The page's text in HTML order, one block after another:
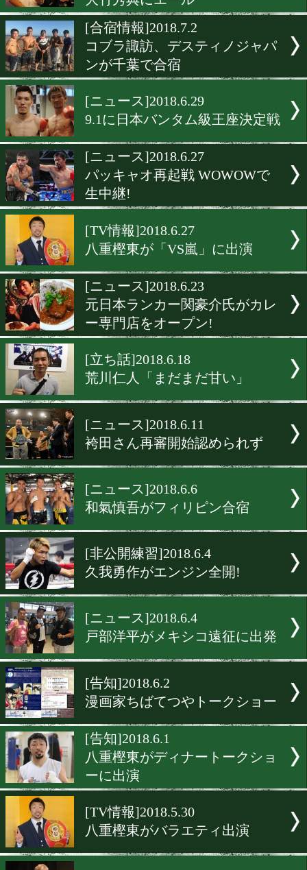
[TV情報]2018.7.10
山中慎介氏がジャンク
に登場!
[イベント]2018.7.7
ちばてつやさんが世界戦内
[合宿情報]2018.7.2
コブラ諏訪、デスティノジ
ンが千葉で合宿
[ニュース]2018.6.29
9.1に日本バンタム級王座
[ニュース]2018.6.27
パッキャオ再起戦
生中継!
八重樫東が「VS嵐」に出演
[ニュース]2018.6.23
元日本ランカー関豪介氏が
ー専門店をオープン!
[立ち話]2018.6.18
荒川仁人「まだまだ甘い」
[ニュース]2018.6.11
[ニュース]2018.6.6
和氣慎吾がフィリピン合宿
[非公開練習]2018.6.4
久我勇作がエンジン全開!